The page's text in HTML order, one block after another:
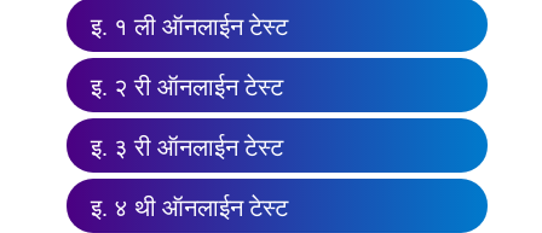
इ. १ ली ऑनलाईन टेस्ट
इ. २ री ऑनलाईन टेस्ट
इ. ३ री ऑनलाईन टेस्ट
इ. ४ थी ऑनलाईन टेस्ट